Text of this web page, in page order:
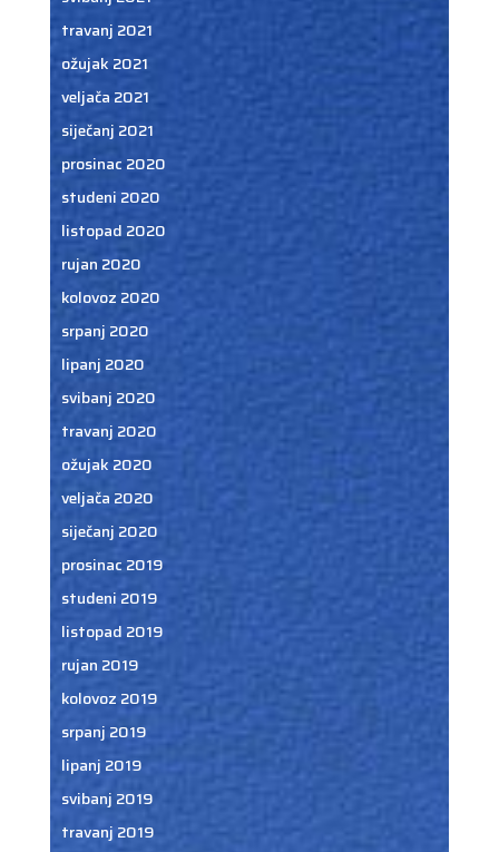
travanj 2021
ožujak 2021
veljača 2021
siječanj 2021
prosinac 2020
studeni 2020
listopad 2020
rujan 2020
kolovoz 2020
srpanj 2020
lipanj 2020
svibanj 2020
travanj 2020
ožujak 2020
veljača 2020
siječanj 2020
prosinac 2019
studeni 2019
listopad 2019
rujan 2019
kolovoz 2019
srpanj 2019
lipanj 2019
svibanj 2019
travanj 2019